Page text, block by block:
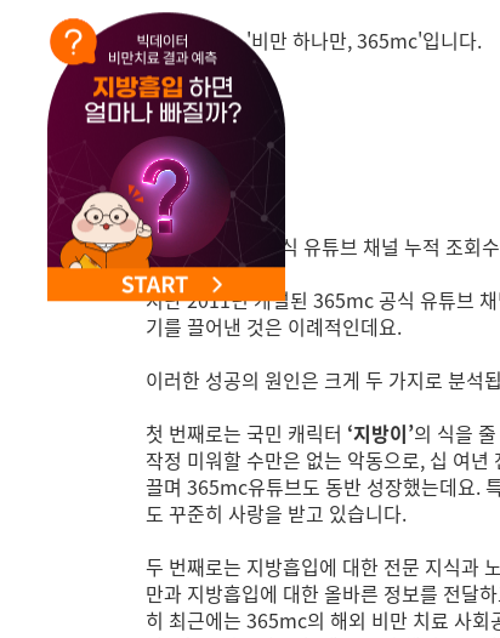
안녕하세요. '비만 하나만, 365mc'입니다.
(속보)365mc 공식 유튜브 채널 누적 조회
지난 2011년 개설된 365mc 공식 유튜브
기를 끌어낸 것은 이례적인데요.
이러한 성공의 원인은 크게 두 가지로 분석
첫 번째로는 국민 캐릭터 ‘지방이’의 식을
작정 미워할 수만은 없는 악동으로, 십 여
끌며 365mc유튜브도 동반 성장했는데요.
도 꾸준히 사랑을 받고 있습니다.
두 번째로는 지방흡입에 대한 전문 지식과
만과 지방흡입에 대한 올바른 정보를 전달
히 최근에는 365mc의 해외 비만 치료 사회